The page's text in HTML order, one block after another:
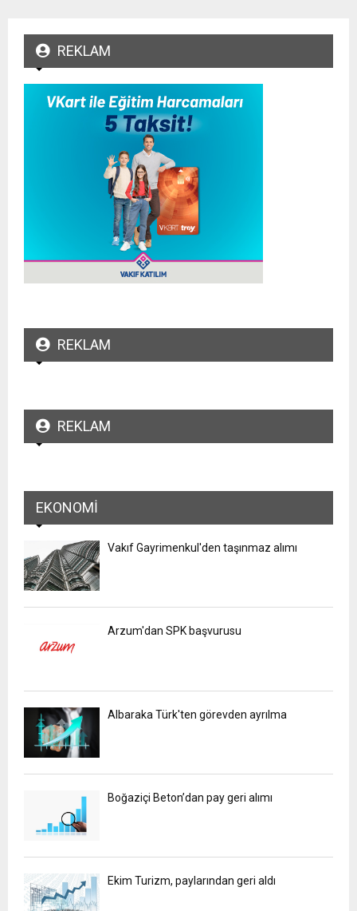
REKLAM
REKLAM
REKLAM
EKONOMI
Vakıf Gayrimenkul'den taşınmaz alımı
Arzum'dan SPK başvurusu
Albaraka Türk'ten görevden ayrılma
Boğaziçi Beton’dan pay geri alımı
Ekim Turizm, paylarından geri aldı